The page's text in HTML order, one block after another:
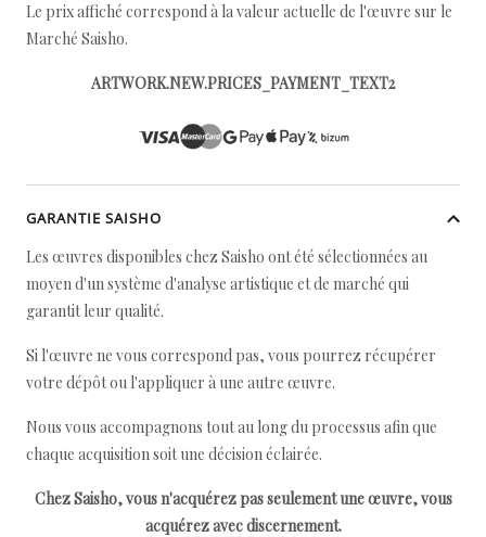
Le prix affiché correspond à la valeur actuelle de l'œuvre sur le
Marché Saisho.
ARTWORK.NEW.PRICES_PAYMENT_TEXT2
GARANTIE SAISHO
Les œuvres disponibles chez Saisho ont été sélectionnées au
moyen d'un système d'analyse artistique et de marché qui
garantit leur qualité.
Si l'œuvre ne vous correspond pas, vous pourrez récupérer
votre dépôt ou l'appliquer à une autre œuvre.
Nous vous accompagnons tout au long du processus afin que
chaque acquisition soit une décision éclairée.
Chez Saisho, vous n'acquérez pas seulement une œuvre, vous
acquérez avec discernement.